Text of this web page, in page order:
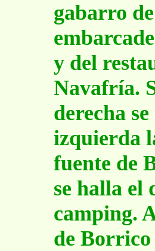
gabarro
y del
Navafría.
derecha
izquierda
fuente de
se halla el
camping.
de